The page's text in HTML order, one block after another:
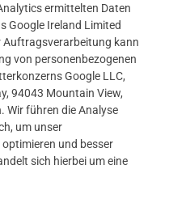
ermittelten Daten
Google Ireland Limited
Auftragsverarbeitung kann
von personenbezogenen
Google LLC,
94043 Mountain View,
Wir führen die Analyse
um unser
und besser
sich hierbei um eine